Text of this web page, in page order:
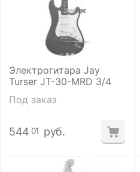
Электрогитара Jay
Turser JT-30-MRD 3/4
Под заказ
544 01 руб.